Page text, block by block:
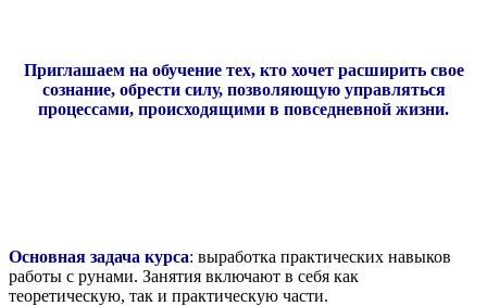
Приглашаем на обучение тех, кто хочет расширить свое
сознание, обрести силу, позволяющую управляться
процессами, происходящими в повседневной жизни.
Основная задача курса: выработка практических навыков
работы с рунами. Занятия включают в себя как
теоретическую, так и практическую части.